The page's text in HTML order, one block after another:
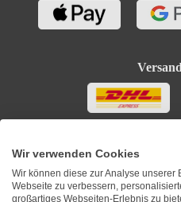
Wir verwenden Cookies
Wir können diese zur Analyse unserer
Webseite zu verbessern,
großartiges Webseiten-Erlebnis zu